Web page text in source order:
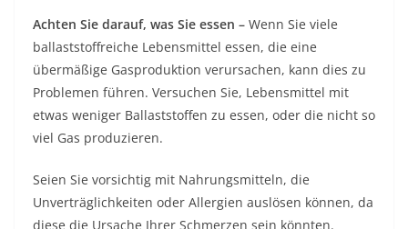
Achten Sie darauf, was Sie essen – Wenn Sie viele
ballaststoffreiche Lebensmittel essen, die eine
übermäßige Gasproduktion verursachen, kann dies zu
Problemen führen. Versuchen Sie, Lebensmittel mit
etwas weniger Ballaststoffen zu essen, oder die nicht so
viel Gas produzieren.
Seien Sie vorsichtig mit Nahrungsmitteln, die
Unverträglichkeiten oder Allergien auslösen können, da
diese die Ursache Ihrer Schmerzen sein könnten.